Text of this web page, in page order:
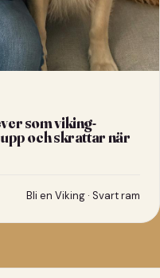
som viking-
och skrattar när
Bli en Viking · Svart ram